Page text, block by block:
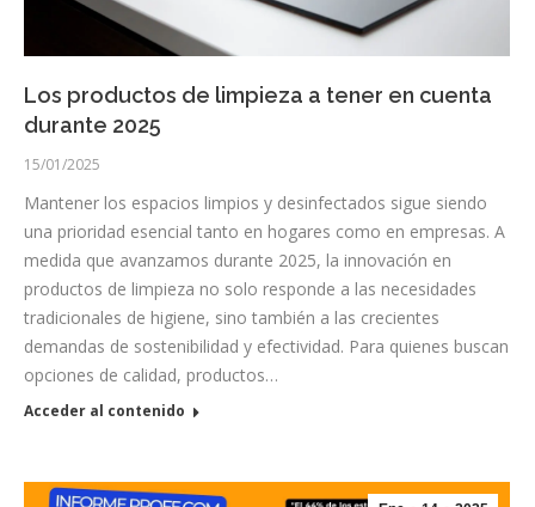
Los productos de limpieza a tener en cuenta
durante 2025
15/01/2025
Mantener los espacios limpios y desinfectados sigue siendo
una prioridad esencial tanto en hogares como en empresas. A
medida que avanzamos durante 2025, la innovación en
productos de limpieza no solo responde a las necesidades
tradicionales de higiene, sino también a las crecientes
demandas de sostenibilidad y efectividad. Para quienes buscan
opciones de calidad, productos…
Acceder al contenido